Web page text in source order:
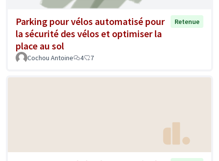
Parking pour vélos automatisé pour
la sécurité des vélos et optimiser la
place au sol
Retenue
Cochou Antoine 4 7